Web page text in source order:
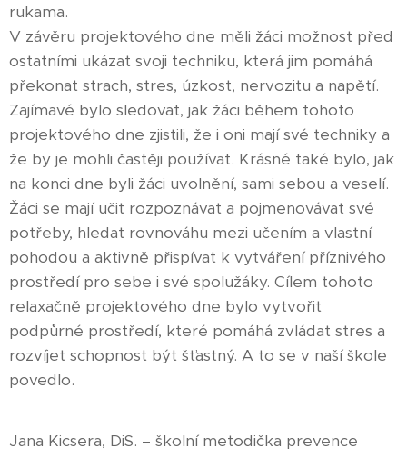
rukama.
V závěru projektového dne měli žáci možnost před
ostatními ukázat svoji techniku, která jim pomáhá
překonat strach, stres, úzkost, nervozitu a napětí.
Zajímavé bylo sledovat, jak žáci během tohoto
projektového dne zjistili, že i oni mají své techniky a
že by je mohli častěji používat. Krásné také bylo, jak
na konci dne byli žáci uvolnění, sami sebou a veselí.
Žáci se mají učit rozpoznávat a pojmenovávat své
potřeby, hledat rovnováhu mezi učením a vlastní
pohodou a aktivně přispívat k vytváření příznivého
prostředí pro sebe i své spolužáky. Cílem tohoto
relaxačně projektového dne bylo vytvořit
podpůrné prostředí, které pomáhá zvládat stres a
rozvíjet schopnost být šťastný. A to se v naší škole
povedlo.
Jana Kicsera, DiS. – školní metodička prevence